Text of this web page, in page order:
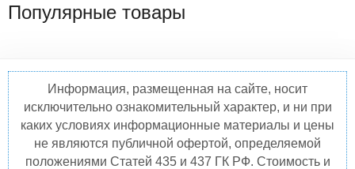
Популярные товары
Информация, размещенная на сайте, носит
исключительно ознакомительный характер, и ни при
каких условиях информационные материалы и цены
не являются публичной офертой, определяемой
положениями Статей 435 и 437 ГК РФ. Стоимость и